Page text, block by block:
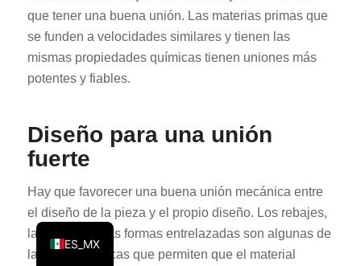
que tener una buena unión. Las materias primas que
se funden a velocidades similares y tienen las
mismas propiedades químicas tienen uniones más
potentes y fiables.
Diseño para una unión
fuerte
Hay que favorecer una buena unión mecánica entre
el diseño de la pieza y el propio diseño. Los rebajes,
las ranuras y las formas entrelazadas son algunas de
las características que permiten que el material
ES_MX
EN
IT
FR
DE
NL
PL
TR